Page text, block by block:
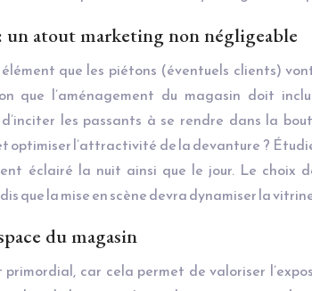
atout marketing non négligeable
que les piétons (éventuels clients)
que l’aménagement du magasin doit
les passants à se rendre dans la
optimiser l’attractivité de la devanture ?
éclairé la nuit ainsi que le jour. Le choix
que la mise en scène devra dynamiser la
du magasin
primordial, car cela permet de valoriser